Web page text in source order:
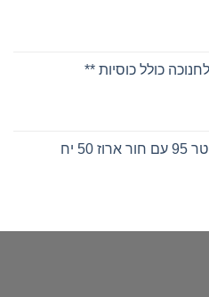
כולל כוסיות **
יח